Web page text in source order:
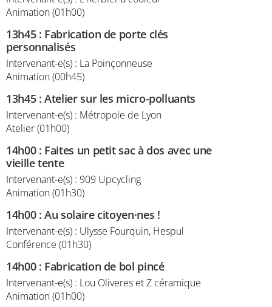
Animation (01h00)
13h45: Fabrication de porte clés
personnalisés
Intervenant-e(s) : La Poinçonneuse
Animation (00h45)
13h45:Atelier sur les micro-polluants
Intervenant-e(s) : Métropole de Lyon
Atelier (01h00)
14h00: Faites un petit sac à dos avec une
vieille tente
Intervenant-e(s) : 909 Upcycling
Animation (01h30)
14h00:Au solaire citoyen·nes !
Intervenant-e(s) : Ulysse Fourquin, Hespul
Conférence (01h30)
14h00: Fabrication de bol pincé
Intervenant-e(s) : Lou Oliveres et Z céramique
Animation (01h00)